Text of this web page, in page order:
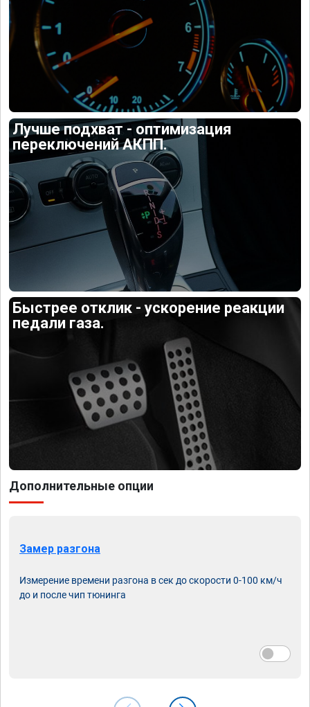
Лучше подхват - оптимизация
переключений АКПП.
Быстрее отклик - ускорение реакции
педали газа.
Дополнительные опции
Замер разгона
Измерение времени разгона в сек до скорости 0-100 км/ч
до и после чип тюнинга